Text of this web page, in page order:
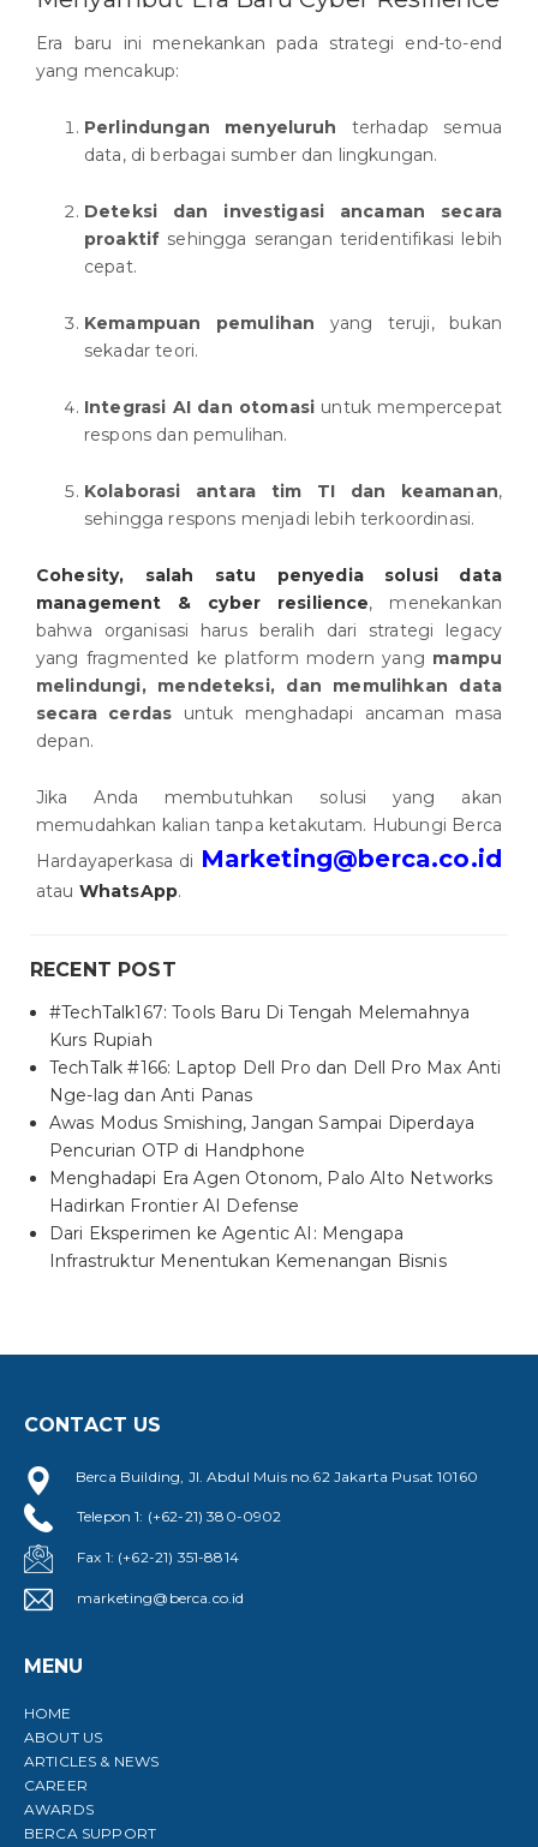
Era baru ini menekankan pada strategi end-to-end
yang mencakup:
Perlindungan menyeluruh terhadap semua
data, di berbagai sumber dan lingkungan.
Deteksi dan investigasi ancaman secara
proaktif sehingga serangan teridentifikasi lebih
cepat.
Kemampuan pemulihan yang teruji, bukan
sekadar teori.
Integrasi AI dan otomasi untuk mempercepat
respons dan pemulihan.
Kolaborasi antara tim TI dan keamanan,
sehingga respons menjadi lebih terkoordinasi.
Cohesity, salah satu penyedia solusi data
management & cyber resilience, menekankan
bahwa organisasi harus beralih dari strategi legacy
yang fragmented ke platform modern yang mampu
melindungi, mendeteksi, dan memulihkan data
secara cerdas untuk menghadapi ancaman masa
depan.
Jika Anda membutuhkan solusi yang akan
memudahkan kalian tanpa ketakutam. Hubungi Berca
Hardayaperkasa di Marketing@berca.co.id
atau WhatsApp.
RECENT POST
#TechTalk167: Tools Baru Di Tengah Melemahnya
Kurs Rupiah
TechTalk #166: Laptop Dell Pro dan Dell Pro Max Anti
Nge-lag dan Anti Panas
Awas Modus Smishing, Jangan Sampai Diperdaya
Pencurian OTP di Handphone
Menghadapi Era Agen Otonom, Palo Alto Networks
Hadirkan Frontier AI Defense
Dari Eksperimen ke Agentic AI: Mengapa
Infrastruktur Menentukan Kemenangan Bisnis
CONTACT US
Berca Building, Jl. Abdul Muis no.62 Jakarta Pusat 10160
Telepon 1: (+62-21) 380-0902
Fax 1: (+62-21) 351-8814
marketing@berca.co.id
MENU
HOME
ABOUT US
ARTICLES & NEWS
CAREER
AWARDS
BERCA SUPPORT